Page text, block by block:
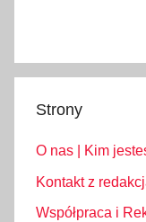
Strony
O nas | Kim
Kontakt z
Współpraca i